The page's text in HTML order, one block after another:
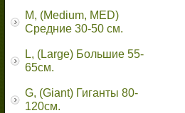
M, (Medium, MED)
Средние 30-50 см.
L, (Large) Большие 55-
65cм.
G, (Giant) Гиганты 80-
120см.